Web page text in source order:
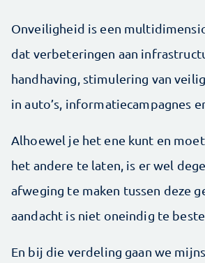
Onveiligheid is een
dat verbeteringen aan
handhaving, stimulering van
in auto’s, informatiecampagnes
Alhoewel je het ene kunt en
het andere te laten, is er wel
afweging te maken tussen deze
aandacht is niet oneindig te
En bij die verdeling gaan we